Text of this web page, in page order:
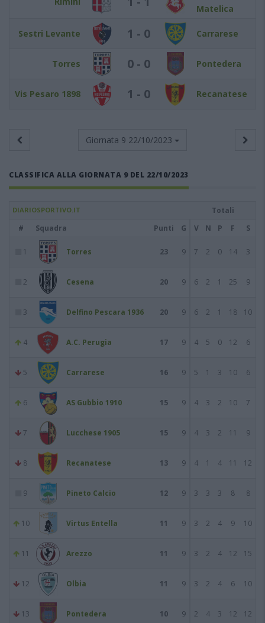
Matelica
Sestri Levante 1 - 0 Carrarese
Torres 0 - 0 Pontedera
Vis Pesaro 1898 1 - 0 Recanatese
Giornata 9 22/10/2023
CLASSIFICA ALLA GIORNATA 9 DEL 22/10/2023
DIARIOSPORTIVO.IT
Totali
#
Squadra Punti G V N P F S
1 Torres 23 9 7 2 0 14 3
2 Cesena 20 9 6 2 1 25 9
3 Delfino Pescara 1936 20 9 6 2 1 18 10
4 A.C. Perugia 17 9 4 5 0 12 6
5 Carrarese 16 9 5 1 3 10 6
6 AS Gubbio 1910 15 9 4 3 2 10 7
7 Lucchese 1905 15 9 4 3 2 11 9
8 Recanatese 13 9 4 1 4 11 12
9 Pineto Calcio 12 9 3 3 3 8 8
10 Virtus Entella 11 9 3 2 4 9 10
11 Arezzo 11 9 3 2 4 12 15
12 Olbia 11 9 3 2 4 6 10
13 Pontedera 10 9 2 4 3 12 12